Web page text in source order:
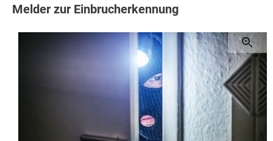
Melder zur Einbrucherkennung